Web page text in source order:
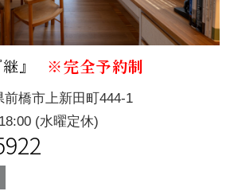
』 ※完全予約制
前橋市上新田町444-1
(水曜定休)